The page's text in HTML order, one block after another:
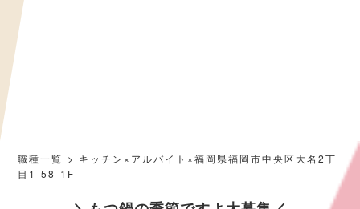
職種一覧
キッチン×アルバイト×福岡県福岡市中央区大名2丁
目1-58-1F